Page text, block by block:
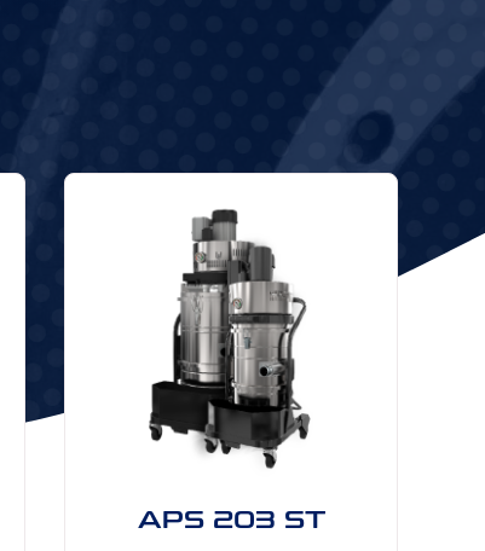
APS 203 ST